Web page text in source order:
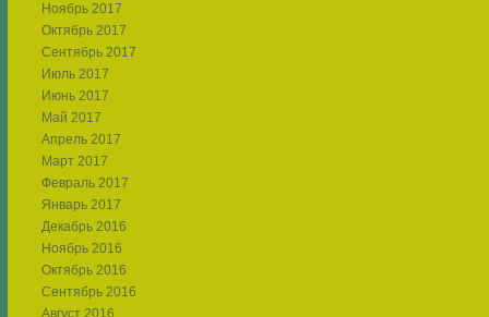
Ноябрь 2017
Октябрь 2017
Сентябрь 2017
Июль 2017
Июнь 2017
Май 2017
Апрель 2017
Март 2017
Февраль 2017
Январь 2017
Декабрь 2016
Ноябрь 2016
Октябрь 2016
Сентябрь 2016
Август 2016